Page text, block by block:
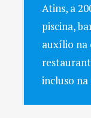
Atins, a
piscina,
auxílio na
incluso